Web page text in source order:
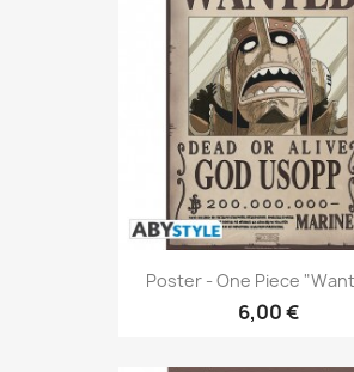
Poster - One Piece
6,00 €